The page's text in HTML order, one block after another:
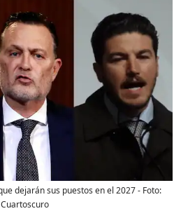
dejarán sus puestos en el 2027- Foto:
Cuartoscuro